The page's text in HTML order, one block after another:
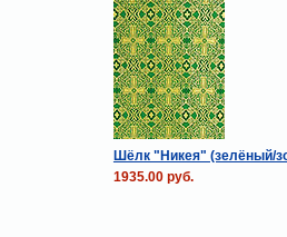
Шёлк "Никея" (зелёный/
1935.00 руб.